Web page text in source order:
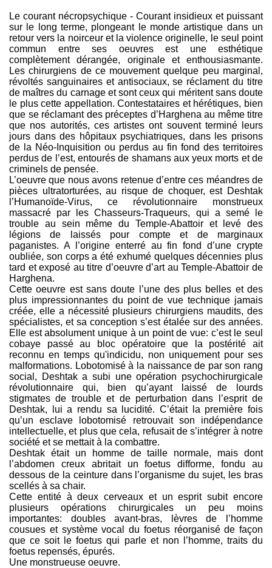
Le courant nécropsychique - Courant insidieux et puissant
sur le long terme, plongeant le monde artistique dans un
retour vers la noirceur et la violence originelle, le seul point
commun entre ses oeuvres est une esthétique
complètement dérangée, originale et enthousiasmante.
Les chirurgiens de ce mouvement quelque peu marginal,
révoltés sanguinaires et antisociaux, se réclament du titre
de maîtres du carnage et sont ceux qui méritent sans doute
le plus cette appellation. Contestataires et hérétiques, bien
que se réclamant des préceptes d’Harghena au même titre
que nos autorités, ces artistes ont souvent terminé leurs
jours dans des hôpitaux psychiatriques, dans les prisons
de la Néo-Inquisition ou perdus au fin fond des territoires
perdus de l’est, entourés de shamans aux yeux morts et de
criminels de pensée.
L’oeuvre que nous avons retenue d’entre ces méandres de
pièces ultratorturées, au risque de choquer, est Deshtak
l’Humanoïde-Virus, ce révolutionnaire monstrueux
massacré par les Chasseurs-Traqueurs, qui a semé le
trouble au sein même du Temple-Abattoir et levé des
légions de laissés pour compte et de marginaux
paganistes. A l’origine enterré au fin fond d’une crypte
oubliée, son corps a été exhumé quelques décennies plus
tard et exposé au titre d’oeuvre d’art au Temple-Abattoir de
Harghena.
Cette oeuvre est sans doute l’une des plus belles et des
plus impressionnantes du point de vue technique jamais
créée, elle a nécessité plusieurs chirurgiens maudits, des
spécialistes, et sa conception s’est étalée sur des années.
Elle est absolument unique à un point de vue: c’est le seul
cobaye passé au bloc opératoire que la postérité ait
reconnu en temps qu'indicidu, non uniquement pour ses
malformations. Lobotomisé à la naissance de par son rang
social, Deshtak a subi une opération psychochirurgicale
révolutionnaire qui, bien qu’ayant laissé de lourds
stigmates de trouble et de perturbation dans l’esprit de
Deshtak, lui a rendu sa lucidité. C’était la première fois
qu’un esclave lobotomisé retrouvait son indépendance
intellectuelle, et plus que cela, refusait de s’intégrer à notre
société et se mettait à la combattre.
Deshtak était un homme de taille normale, mais dont
l’abdomen creux abritait un foetus difforme, fondu au
dessous de la ceinture dans l’organisme du sujet, les bras
scellés à sa chair.
Cette entité à deux cerveaux et un esprit subit encore
plusieurs opérations chirurgicales un peu moins
importantes: doubles avant-bras, lèvres de l’homme
cousues et système vocal du foetus réorganisé de façon
que ce soit le foetus qui parle et non l’homme, traits du
foetus repensés, épurés.
Une monstrueuse oeuvre.